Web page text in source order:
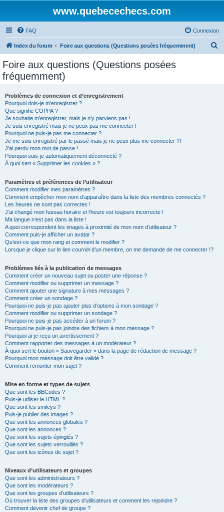
www.quebecechecs.com
FAQ Connexion
Index du forum Foire aux questions (Questions posées fréquemment)
Foire aux questions (Questions posées
fréquemment)
Problèmes de connexion et d’enregistrement
Pourquoi dois-je m’enregistrer ?
Que signifie COPPA ?
Je souhaite m’enregistrer, mais je n’y parviens pas !
Je suis enregistré mais je ne peux pas me connecter !
Pourquoi ne puis-je pas me connecter ?
Je me suis enregistré par le passé mais je ne peux plus me connecter ?!
J’ai perdu mon mot de passe !
Pourquoi suis-je automatiquement déconnecté ?
À quoi sert « Supprimer les cookies » ?
Paramètres et préférences de l’utilisateur
Comment modifier mes paramètres ?
Comment empêcher mon nom d’apparaître dans la liste des membres connectés ?
Les heures ne sont pas correctes !
J’ai changé mon fuseau horaire et l’heure est toujours incorrecte !
Ma langue n’est pas dans la liste !
A quoi correspondent les images à proximité de mon nom d’utilisateur ?
Comment puis-je afficher un avatar ?
Qu’est-ce que mon rang et comment le modifier ?
Lorsque je clique sur le lien courrield’un membre, on me demande de me connecter !?
Problèmes liés à la publication de messages
Comment créer un nouveau sujet ou poster une réponse ?
Comment modifier ou supprimer un message ?
Comment ajouter une signature à mes messages ?
Comment créer un sondage ?
Pourquoi ne puis-je pas ajouter plus d’options à mon sondage ?
Comment modifier ou supprimer un sondage ?
Pourquoi ne puis-je pas accéder à un forum ?
Pourquoi ne puis-je pas joindre des fichiers à mon message ?
Pourquoi ai-je reçu un avertissement ?
Comment rapporter des messages à un modérateur ?
À quoi sert le bouton « Sauvegarder » dans la page de rédaction de message ?
Pourquoi mon message doit être validé ?
Comment remonter mon sujet ?
Mise en forme et types de sujets
Que sont les BBCodes ?
Puis-je utiliser le HTML ?
Que sont les smileys ?
Puis-je publier des images ?
Que sont les annonces globales ?
Que sont les annonces ?
Que sont les sujets épinglés ?
Que sont les sujets verrouillés ?
Que sont les icônes de sujet ?
Niveaux d’utilisateurs et groupes
Que sont les administrateurs ?
Que sont les modérateurs ?
Que sont les groupes d’utilisateurs ?
Où trouver la liste des groupes d’utilisateurs et comment les rejoindre ?
Comment devenir chef de groupe ?